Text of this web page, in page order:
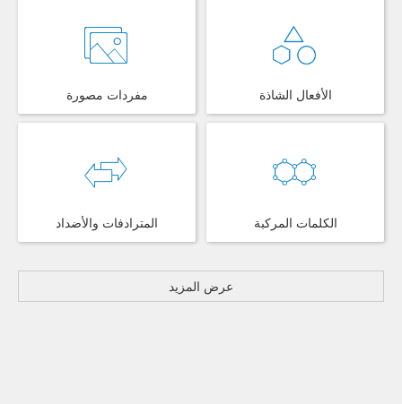
مفردات مصورة الأفعال الشاذة
المترادفات والأضداد الكلمات المركبة
عرض المزيد